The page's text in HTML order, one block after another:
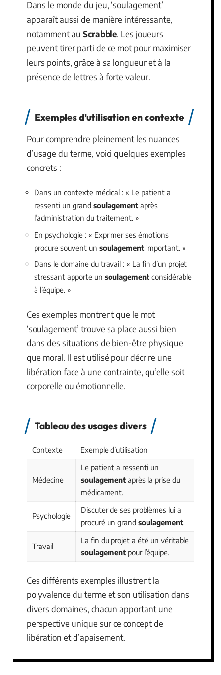
Dans le monde du jeu, ‘soulagement’
apparaît aussi de manière intéressante,
notamment au Scrabble. Les joueurs
peuvent tirer parti de ce mot pour maximiser
leurs points, grâce à sa longueur et à la
présence de lettres à forte valeur.
Exemples d’utilisation en contexte
Pour comprendre pleinement les nuances
d’usage du terme, voici quelques exemples
concrets :
Dans un contexte médical : « Le patient a
ressenti un grand soulagement après
l’administration du traitement. »
En psychologie : « Exprimer ses émotions
procure souvent un soulagement important. »
Dans le domaine du travail : « La fin d’un projet
stressant apporte un soulagement considérable
à l’équipe. »
Ces exemples montrent que le mot
‘soulagement’ trouve sa place aussi bien
dans des situations de bien-être physique
que moral. Il est utilisé pour décrire une
libération face à une contrainte, qu’elle soit
corporelle ou émotionnelle.
Tableau des usages divers
Contexte Exemple d’utilisation
Médecine
Le patient a ressenti un
soulagement après la prise du
médicament.
Psychologie
Discuter de ses problèmes lui a
procuré un grand soulagement.
Travail
La fin du projet a été un véritable
soulagement pour l’équipe.
Ces différents exemples illustrent la
polyvalence du terme et son utilisation dans
divers domaines, chacun apportant une
perspective unique sur ce concept de
libération et d’apaisement.